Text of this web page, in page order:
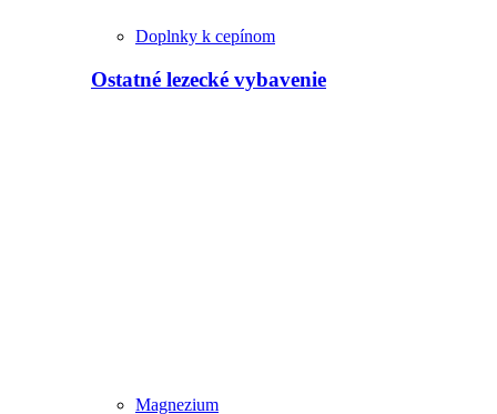
Doplnky k cepínom
Ostatné lezecké vybavenie
Magnezium